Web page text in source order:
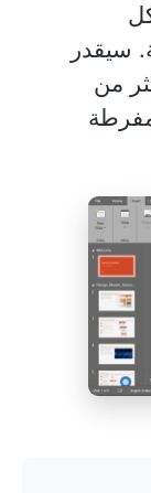
سيقدر
من